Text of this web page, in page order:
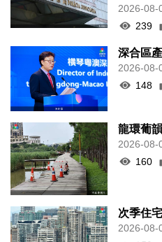
2026-08-
239
深合區
2026-08-
148
龍環葡
2026-08-
160
次季住
2026-08-